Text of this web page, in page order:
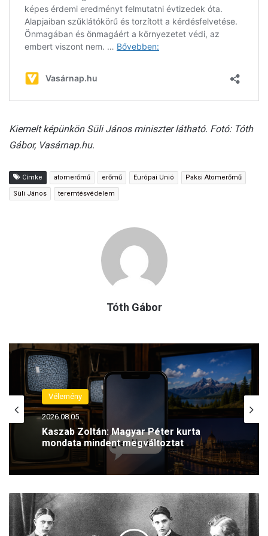
Kiemelt képünkön Süli János miniszter látható. Fotó: Tóth
Gábor, Vasárnap.hu.
Címke atomerőmű erőmű Európai Unió Paksi Atomerőmű
Süli János teremtésvédelem
Tóth Gábor
Vélemény
2026.08.05.
Kaszab Zoltán: Magyar Péter kurta
mondata mindent megváltoztat